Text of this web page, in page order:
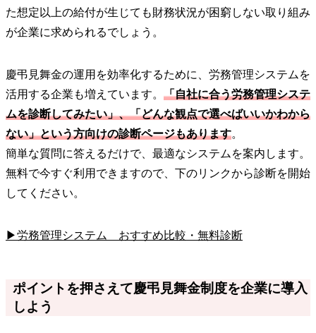
た想定以上の給付が生じても財務状況が困窮しない取り組み
が企業に求められるでしょう。
慶弔見舞金の運用を効率化するために、労務管理システムを
活用する企業も増えています。 「自社に合う労務管理システ
ムを診断してみたい」、「どんな観点で選べばいいかわから
ない」という方向けの診断ページもあります。
簡単な質問に答えるだけで、最適なシステムを案内します。
無料で今すぐ利用できますので、下のリンクから診断を開始
してください。
▶労務管理システム おすすめ比較・無料診断
ポイントを押さえて慶弔見舞金制度を企業に導入
しよう